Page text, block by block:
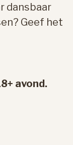
dansbaar
Geef het
avond.